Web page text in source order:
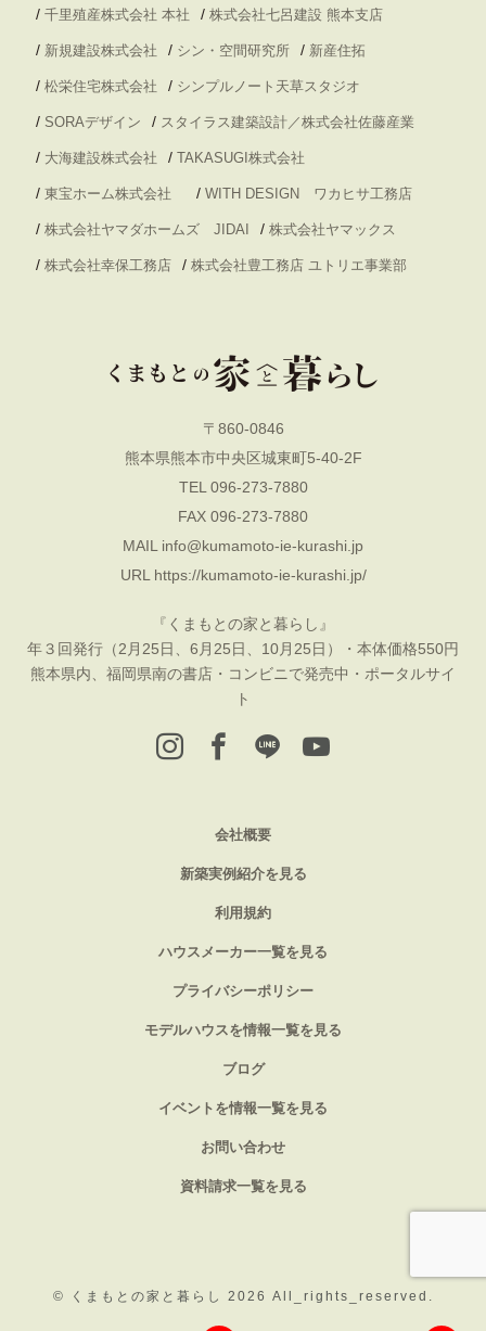
/ 千里殖産株式会社 本社 / 株式会社七呂建設 熊本支店
/ 新規建設株式会社 / シン・空間研究所 / 新産住拓
/ 松栄住宅株式会社 / シンプルノート天草スタジオ
/ SORAデザイン / スタイラス建築設計／株式会社佐藤産業
/ 大海建設株式会社 / TAKASUGI株式会社
/ 東宝ホーム株式会社 / WITH DESIGN ワカヒサ工務店
/ 株式会社ヤマダホームズ JIDAI / 株式会社ヤマックス
/ 株式会社幸保工務店 / 株式会社豊工務店 ユトリエ事業部
〒860-0846
熊本県熊本市中央区城東町5-40-2F
TEL 096-273-7880
FAX 096-273-7880
MAIL info@kumamoto-ie-kurashi.jp
URL https://kumamoto-ie-kurashi.jp/
『くまもとの家と暮らし』
年３回発行（2月25日、6月25日、10月25日）・本体価格550円
熊本県内、福岡県南の書店・コンビニで発売中・ポータルサイ
ト
会社概要
新築実例紹介を見る
利用規約
ハウスメーカー一覧を見る
プライバシーポリシー
モデルハウスを情報一覧を見る
ブログ
イベントを情報一覧を見る
お問い合わせ
資料請求一覧を見る
© くまもとの家と暮らし 2026 All_rights_reserved.